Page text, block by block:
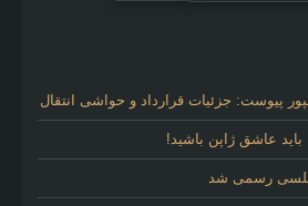
پیوست: جزئیات قرارداد و حواشی انتقال
عاشق ژاپن باشید!
چلسی رسمی شد